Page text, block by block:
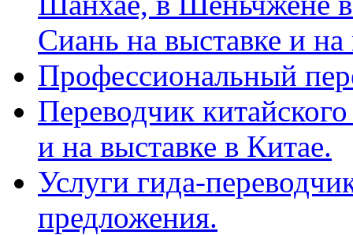
Сиань на выставке и
Профессиональный
Переводчик
и на выставке в Китае.
Услуги гида-
предложения.